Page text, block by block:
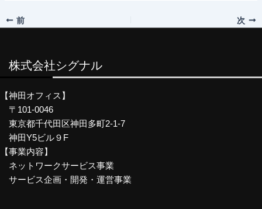
前 次
株式会社シグナル
【神田オフィス】
〒101-0046
東京都千代田区神田多町2-1-7
神田Y5ビル９F
【事業内容】
ネットワークサービス事業
サービス企画・開発・運営事業